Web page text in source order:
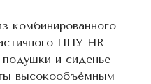
комбинированного
ППУ HR
и сиденье
высокообъёмным